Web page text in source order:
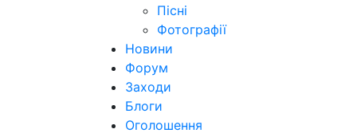
Пісні
Фотографії
Новини
Форум
Заходи
Блоги
Оголошення